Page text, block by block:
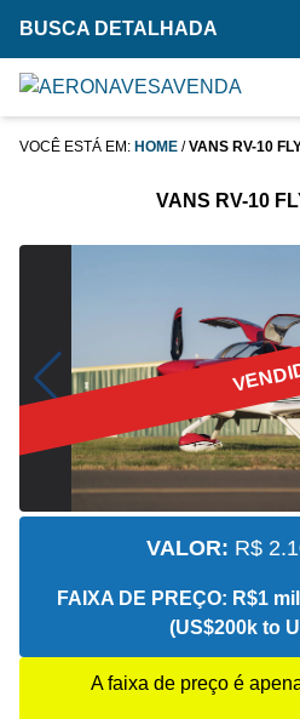
BUSCA DETALHADA
VOCÊ ESTÁ EM: HOME /VANS RV-10
VANS RV-10
VALOR: R$
FAIXA DE PREÇO: R$1
(US$200k to
A faixa de preço é